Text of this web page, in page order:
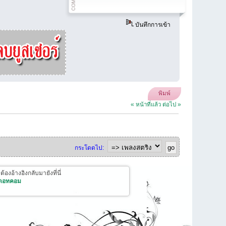
บันทึกการเข้า
พิมพ์
« หน้าที่แล้ว ต่อไป »
กระโดดไป:
งอ้างอิงกลับมายังที่นี่
อทคอม